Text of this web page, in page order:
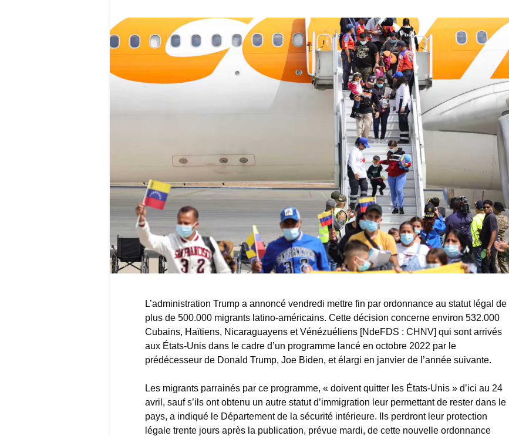
L’administration Trump a annoncé vendredi mettre fin par ordonnance au statut légal de
plus de 500.000 migrants latino-américains. Cette décision concerne environ 532.000
Cubains, Haïtiens, Nicaraguayens et Vénézuéliens [NdeFDS : CHNV] qui sont arrivés
aux États-Unis dans le cadre d’un programme lancé en octobre 2022 par le
prédécesseur de Donald Trump, Joe Biden, et élargi en janvier de l’année suivante.
Les migrants parrainés par ce programme, « doivent quitter les États-Unis » d’ici au 24
avril, sauf s’ils ont obtenu un autre statut d’immigration leur permettant de rester dans le
pays, a indiqué le Département de la sécurité intérieure. Ils perdront leur protection
légale trente jours après la publication, prévue mardi, de cette nouvelle ordonnance